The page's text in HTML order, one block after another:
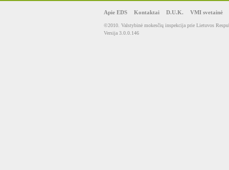
Apie EDS Kontaktai D.U.K. VMI svetainė
©2010. Valstybinė mokesčių inspekcija prie Lietuvos
Versija 3.0.0.146